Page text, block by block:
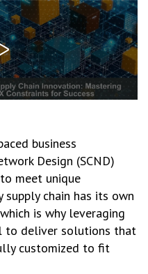
business
Design (SCND)
meet unique
chain has its own
is why leveraging
to deliver solutions that
customized to fit